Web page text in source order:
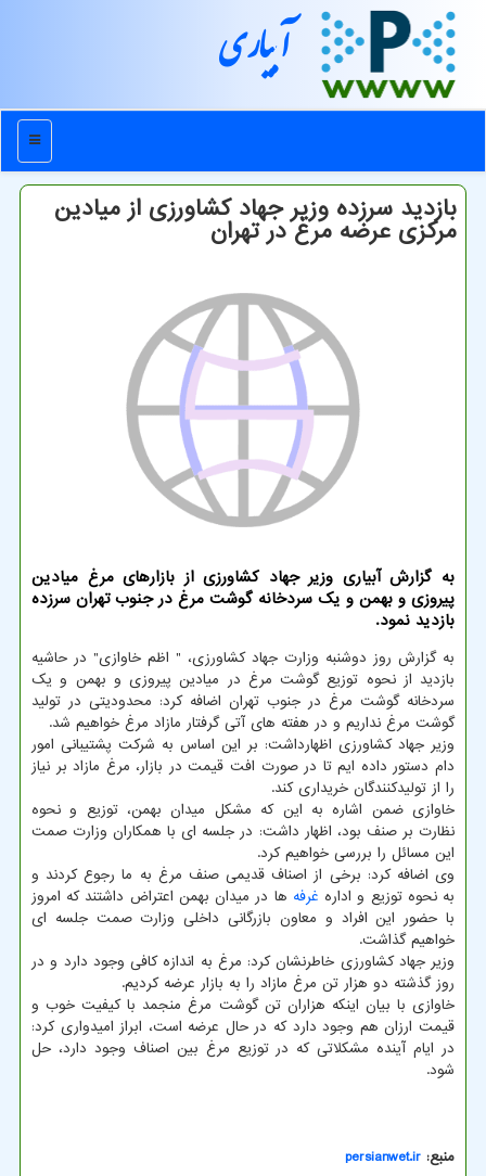
آبیاری
منو
بازدید سرزده وزیر جهاد كشاورزی از میادین
مركزی عرضه مرغ در تهران
به گزارش آبیاری وزیر جهاد کشاورزی از بازارهای مرغ میادین
پیروزی و بهمن و یک سردخانه گوشت مرغ در جنوب تهران سرزده
بازدید نمود.
به گزارش روز دوشنبه وزارت جهاد کشاورزی، " اظم خاوازی" در حاشیه
بازدید از نحوه توزیع گوشت مرغ در میادین پیروزی و بهمن و یک
سردخانه گوشت مرغ در جنوب تهران اضافه کرد: محدودیتی در تولید
گوشت مرغ نداریم و در هفته های آتی گرفتار مازاد مرغ خواهیم شد.
وزیر جهاد کشاورزی اظهارداشت: بر این اساس به شرکت پشتیبانی امور
دام دستور داده ایم تا در صورت افت قیمت در بازار، مرغ مازاد بر نیاز
را از تولیدکنندگان خریداری کند.
خاوازی ضمن اشاره به این که مشکل میدان بهمن، توزیع و نحوه
نظارت بر صنف بود، اظهار داشت: در جلسه ای با همکاران وزارت صمت
این مسائل را بررسی خواهیم کرد.
وی اضافه کرد: برخی از اصناف قدیمی صنف مرغ به ما رجوع کردند و
به نحوه توزیع و اداره غرفه ها در میدان بهمن اعتراض داشتند که امروز
با حضور این افراد و معاون بازرگانی داخلی وزارت صمت جلسه ای
خواهیم گذاشت.
وزیر جهاد کشاورزی خاطرنشان کرد: مرغ به اندازه کافی وجود دارد و در
روز گذشته دو هزار تن مرغ مازاد را به بازار عرضه کردیم.
خاوازی با بیان اینکه هزاران تن گوشت مرغ منجمد با کیفیت خوب و
قیمت ارزان هم وجود دارد که در حال عرضه است، ابراز امیدواری کرد:
در ایام آینده مشکلاتی که در توزیع مرغ بین اصناف وجود دارد، حل
شود.
منبع: persianwet.ir